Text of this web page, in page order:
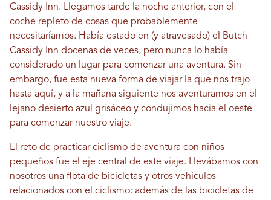
Cassidy Inn. Llegamos tarde la noche anterior, con el
coche repleto de cosas que probablemente
necesitaríamos. Había estado en (y atravesado) el Butch
Cassidy Inn docenas de veces, pero nunca lo había
considerado un lugar para comenzar una aventura. Sin
embargo, fue esta nueva forma de viajar la que nos trajo
hasta aquí, y a la mañana siguiente nos aventuramos en el
lejano desierto azul grisáceo y condujimos hacia el oeste
para comenzar nuestro viaje.
El reto de practicar ciclismo de aventura con niños
pequeños fue el eje central de este viaje. Llevábamos con
nosotros una flota de bicicletas y otros vehículos
relacionados con el ciclismo: además de las bicicletas de